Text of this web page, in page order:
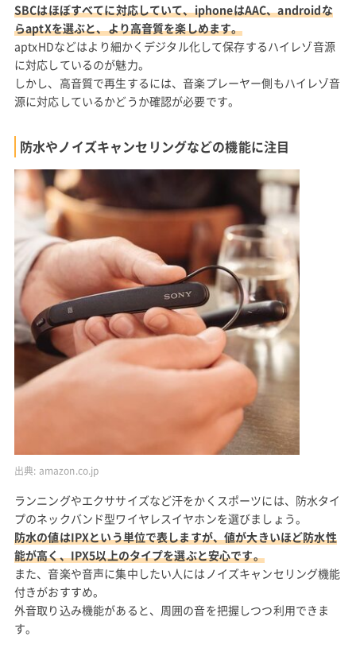
SBCはほぼすべてに対応していて、iphoneはAAC、androidな
らaptXを選ぶと、より高音質を楽しめます。
aptxHDなどはより細かくデジタル化して保存するハイレゾ音源
に対応しているのが魅力。
しかし、高音質で再生するには、音楽プレーヤー側もハイレゾ音
源に対応しているかどうか確認が必要です。
防水やノイズキャンセリングなどの機能に注目
出典: amazon.co.jp
ランニングやエクササイズなど汗をかくスポーツには、防水タイ
プのネックバンド型ワイヤレスイヤホンを選びましょう。
防水の値はIPXという単位で表しますが、値が大きいほど防水性
能が高く、IPX5以上のタイプを選ぶと安心です。
また、音楽や音声に集中したい人にはノイズキャンセリング機能
付きがおすすめ。
外音取り込み機能があると、周囲の音を把握しつつ利用できま
す。